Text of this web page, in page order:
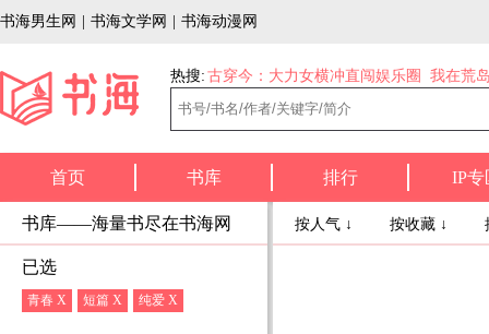
书海男生网 书海文学网 书海动漫网
热搜: 古穿今：大力女横冲直闯娱乐圈 我在荒
首页 书库 排行 IP专
书库——海量书尽在书海网
已选
青春 X 短篇 X 纯爱 X
按人气 ↓ 按收藏 ↓